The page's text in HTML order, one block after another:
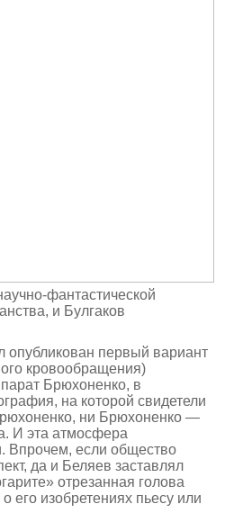
фантастической
и Булгаков
опубли­кован первый вариант
кровообращения)
Брюхоненко, в
на которой свидетели
ни Брюхоненко —
И эта атмосфера
Впрочем, если общество
да и Беляев заставлял
отрезанная голова
его изобретениях пьесу или